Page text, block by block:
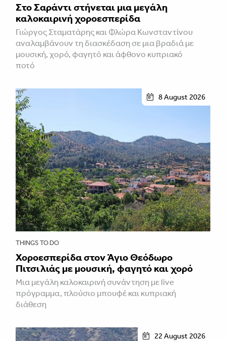
Στο Σαράντι στήνεται μια μεγάλη
καλοκαιρινή χοροεσπερίδα
Γιώργος Σταματάρης και Φλώρα Κωνσταντίνου
αναλαμβάνουν τη διασκέδαση σε μια βραδιά με
μουσική, χορό, φαγητό και άφθονο κυπριακό
ποτό
8 August 2026
THINGS TO DO
Χοροεσπερίδα στον Άγιο Θεόδωρο
Πιτσιλιάς με μουσική, φαγητό και χορό
Μια μεγάλη καλοκαιρινή συνάντηση με live
πρόγραμμα, πλούσιο μπουφέ και κυπριακή
διάθεση
22 August 2026